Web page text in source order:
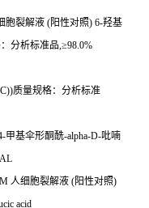
胞裂解液 (阳性对照) 6-羟基
分析标准品,≥98.0%
质量规格：分析标准
甲基伞形酮酰-alpha-D-吡喃
人细胞裂解液 (阳性对照)
acid